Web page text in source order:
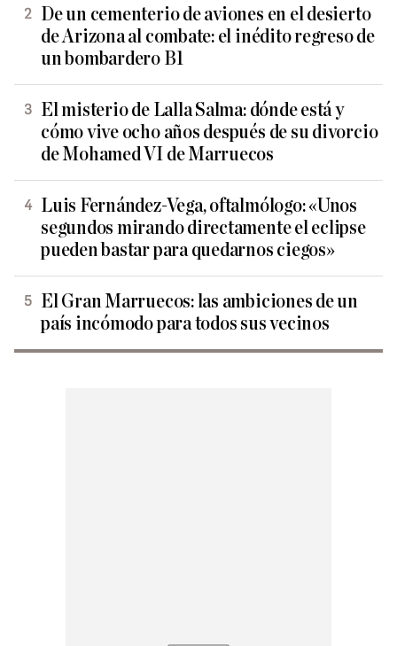
De un cementerio de aviones en el desierto
de Arizona al combate: el inédito regreso de
un bombardero B1
El misterio de Lalla Salma: dónde está y
cómo vive ocho años después de su divorcio
de Mohamed VI de Marruecos
Luis Fernández-Vega, oftalmólogo: «Unos
segundos mirando directamente el eclipse
pueden bastar para quedarnos ciegos»
El Gran Marruecos: las ambiciones de un
país incómodo para todos sus vecinos